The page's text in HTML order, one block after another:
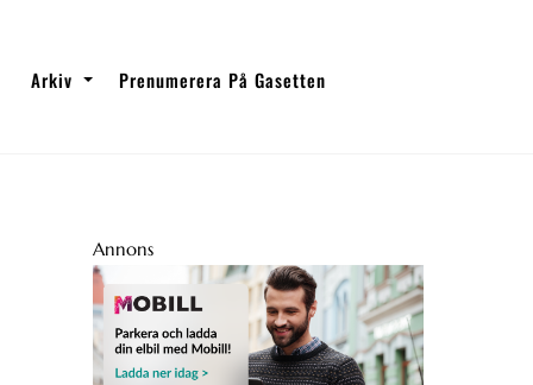
Arkiv Prenumerera På Gasetten
Annons